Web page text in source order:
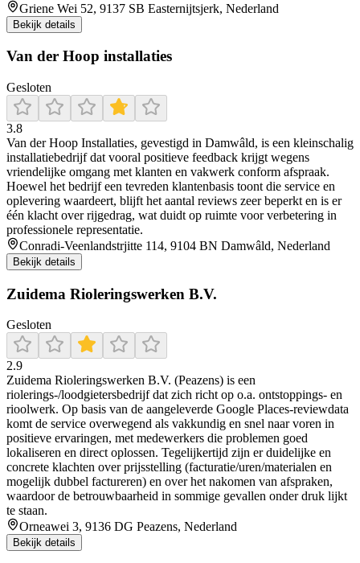
Griene Wei 52, 9137 SB Easternijtsjerk, Nederland
Bekijk details
Van der Hoop installaties
Gesloten
3.8
Van der Hoop Installaties, gevestigd in Damwâld, is een kleinschalig
installatiebedrijf dat vooral positieve feedback krijgt wegens
vriendelijke omgang met klanten en vakwerk conform afspraak.
Hoewel het bedrijf een tevreden klantenbasis toont die service en
oplevering waardeert, blijft het aantal reviews zeer beperkt en is er
één klacht over rijgedrag, wat duidt op ruimte voor verbetering in
professionele representatie.
Conradi-Veenlandstrjitte 114, 9104 BN Damwâld, Nederland
Bekijk details
Zuidema Rioleringswerken B.V.
Gesloten
2.9
Zuidema Rioleringswerken B.V. (Peazens) is een
riolerings-/loodgietersbedrijf dat zich richt op o.a. ontstoppings- en
rioolwerk. Op basis van de aangeleverde Google Places-reviewdata
komt de service overwegend als vakkundig en snel naar voren in
positieve ervaringen, met medewerkers die problemen goed
lokaliseren en direct oplossen. Tegelijkertijd zijn er duidelijke en
concrete klachten over prijsstelling (facturatie/uren/materialen en
mogelijk dubbel factureren) en over het nakomen van afspraken,
waardoor de betrouwbaarheid in sommige gevallen onder druk lijkt
te staan.
Orneawei 3, 9136 DG Peazens, Nederland
Bekijk details